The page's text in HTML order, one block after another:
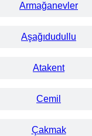
Armağanevler
Aşağıdudullu
Atakent
Cemil
Çakmak